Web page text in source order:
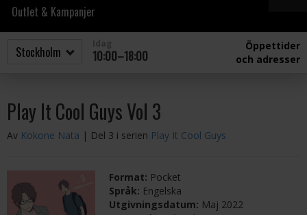
Outlet & Kampanjer
10:00–18:00
Öppettider
och adresser
Play It Cool Guys Vol 3
Av Kokone Nata | Del 3 i serien Play It Cool Guys
Format: Pocket
Språk: Engelska
Utgivningsdatum: Maj 2022